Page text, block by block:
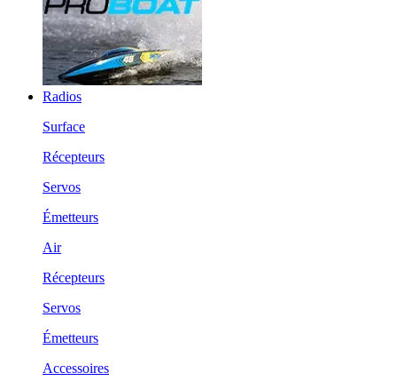
Radios
Surface
Récepteurs
Servos
Émetteurs
Air
Récepteurs
Servos
Émetteurs
Accessoires